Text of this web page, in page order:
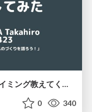
LINE DC Monthly LT - 昼寝のタイミング教えてくれるLINE Bot作ってみた
0 340